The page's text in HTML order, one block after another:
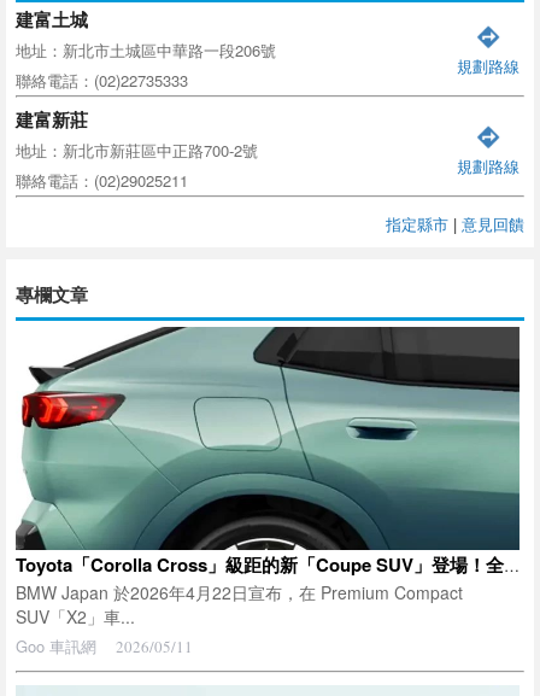
建富土城
地址：新北市土城區中華路一段206號
聯絡電話：(02)22735333
規劃路線
建富新莊
地址：新北市新莊區中正路700-2號
聯絡電話：(02)29025211
規劃路線
指定縣市 | 意見回饋
專欄文章
Toyota「Corolla Cross」級距的新「Coupe SUV」登場！全長4.5m級「剛剛好尺寸」＋兼具動力與低油耗的1500cc「Turbo」！售價不到600萬日圓的 BMW「X2 sDrive20i」正式亮相！
BMW Japan 於2026年4月22日宣布，在 Premium Compact
SUV「X2」車...
Goo 車訊網 2026/05/11